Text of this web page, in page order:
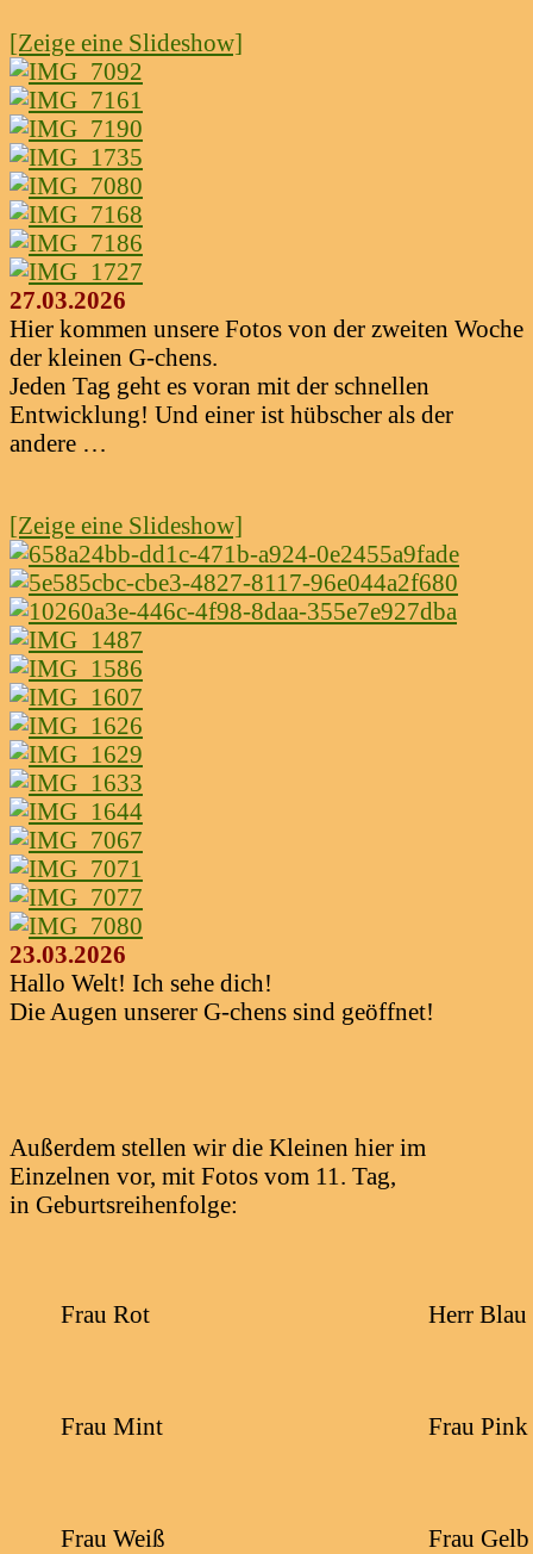
[Zeige eine Slideshow]
27.03.2026
Hier kommen unsere Fotos von der zweiten Woche
der kleinen G-chens.
Jeden Tag geht es voran mit der schnellen
Entwicklung! Und einer ist hübscher als der
andere …
[Zeige eine Slideshow]
23.03.2026
Hallo Welt! Ich sehe dich!
Die Augen unserer G-chens sind geöffnet!
Außerdem stellen wir die Kleinen hier im
Einzelnen vor, mit Fotos vom 11. Tag,
in Geburtsreihenfolge:
Frau Rot Herr Blau
Frau Mint Frau Pink
Frau Weiß Frau Gelb